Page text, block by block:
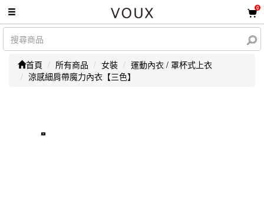
0
首頁 所有商品 女裝
運動內衣 / 罩杯式上衣
涼感細肩帶魔力內衣【三色】